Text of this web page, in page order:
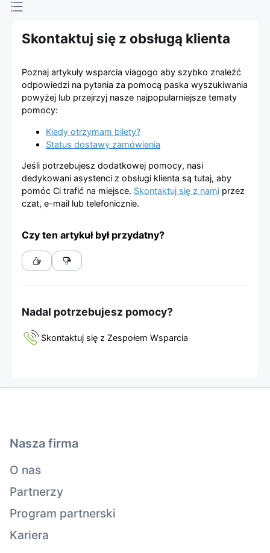
Platforma
sprzedaży
biletów
viagogo
Skontaktuj się z obsługą klienta
Poznaj artykuły wsparcia viagogo aby szybko znaleźć
odpowiedzi na pytania za pomocą paska wyszukiwania
powyżej lub przejrzyj nasze najpopularniejsze tematy
pomocy:
Kiedy otrzymam bilety?
Status dostawy zamówienia
Jeśli potrzebujesz dodatkowej pomocy, nasi
dedykowani asystenci z obsługi klienta są tutaj, aby
pomóc Ci trafić na miejsce. Skontaktuj się z nami przez
czat, e-mail lub telefonicznie.
Czy ten artykuł był przydatny?
Nadal potrzebujesz pomocy?
Skontaktuj się z Zespołem Wsparcia
Nasza firma
O nas
Partnerzy
Program partnerski
Kariera